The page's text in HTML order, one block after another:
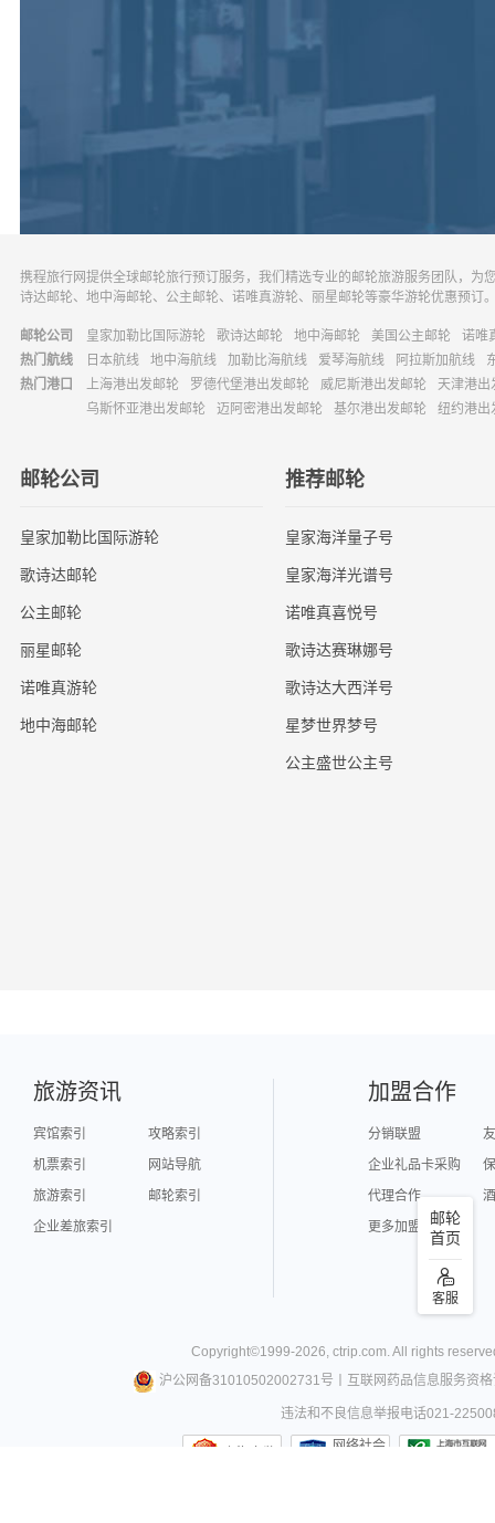
携程旅行网提供全球邮轮旅行预订服务，我们精选专业的邮轮旅游服务团队，
诗达邮轮、地中海邮轮、公主邮轮、诺唯真游轮、丽星邮轮等豪华游轮优惠预订
邮轮公司 皇家加勒比国际游轮 歌诗达邮轮 地中海邮轮 美国公主邮轮
诺唯
热门航线
日本航线 地中海航线 加勒比海航线 爱琴海航线 阿拉斯加航线
热门港口
上海港出发邮轮 罗德代堡港出发邮轮 威尼斯港出发邮轮
天津港出
乌斯怀亚港出发邮轮
迈阿密港出发邮轮 基尔港出发邮轮 纽约港出
邮轮公司
皇家加勒比国际游轮
歌诗达邮轮
公主邮轮
丽星邮轮
诺唯真游轮
地中海邮轮
推荐邮轮
皇家海洋量子号
皇家海洋光谱号
诺唯真喜悦号
歌诗达赛琳娜号
歌诗达大西洋号
星梦世界梦号
公主盛世公主号
邮轮
首页
客服
旅游资讯
宾馆索引
攻略索引
机票索引
网站导航
旅游索引
邮轮索引
企业差旅索引
加盟合作
分销联盟
企业礼品卡采购
代理合作
更多加盟合作
Copyright©1999-2026, ctrip.com. All rights
沪公网备31010502002731号
互联网药品信息服务资格
违法和不良信息举报电话021-
网络社会